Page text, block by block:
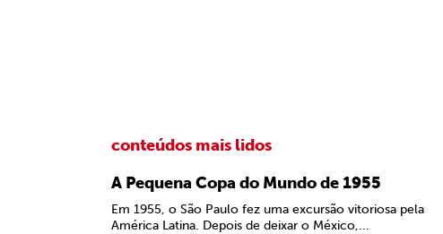
conteúdos mais lidos
A Pequena Copa do Mundo de 1955
Em 1955, o São Paulo fez uma excursão vitoriosa pela
América Latina. Depois de deixar o México,...